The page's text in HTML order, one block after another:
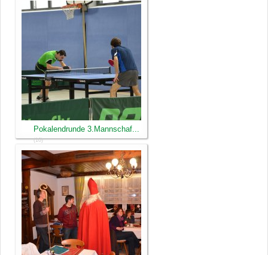
Pokalendrunde 3.Mannschaf...
(10)